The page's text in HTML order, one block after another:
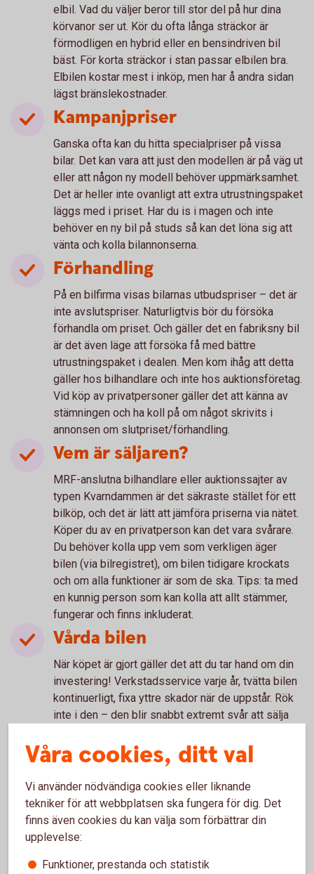
elbil. Vad du väljer beror till stor del på hur dina
körvanor ser ut. Kör du ofta långa sträckor är
förmodligen en hybrid eller en bensindriven bil
bäst. För korta sträckor i stan passar elbilen bra.
Elbilen kostar mest i inköp, men har å andra sidan
lägst bränslekostnader.
Kampanjpriser
Ganska ofta kan du hitta specialpriser på vissa
bilar. Det kan vara att just den modellen är på väg ut
eller att någon ny modell behöver uppmärksamhet.
Det är heller inte ovanligt att extra utrustningspaket
läggs med i priset. Har du is i magen och inte
behöver en ny bil på studs så kan det löna sig att
vänta och kolla bilannonserna.
Förhandling
På en bilfirma visas bilarnas utbudspriser – det är
inte avslutspriser. Naturligtvis bör du försöka
förhandla om priset. Och gäller det en fabriksny bil
är det även läge att försöka få med bättre
utrustningspaket i dealen. Men kom ihåg att detta
gäller hos bilhandlare och inte hos auktionsföretag.
Vid köp av privatpersoner gäller det att känna av
stämningen och ha koll på om något skrivits i
annonsen om slutpriset/förhandling.
Vem är säljaren?
MRF-anslutna bilhandlare eller auktionssajter av
typen Kvarndammen är det säkraste stället för ett
bilköp, och det är lätt att jämföra priserna via nätet.
Köper du av en privatperson kan det vara svårare.
Du behöver kolla upp vem som verkligen äger
bilen (via bilregistret), om bilen tidigare krockats
och om alla funktioner är som de ska. Tips: ta med
en kunnig person som kan kolla att allt stämmer,
fungerar och finns inkluderat.
Vårda bilen
När köpet är gjort gäller det att du tar hand om din
investering! Verkstadsservice varje år, tvätta bilen
kontinuerligt, fixa yttre skador när de uppstår. Rök
inte i den – den blir snabbt extremt svår att sälja
Bra att tänka på när det gäller
trafiksäkerhet
Våra cookies, ditt val
Vi använder nödvändiga cookies eller liknande
tekniker för att webbplatsen ska fungera för dig. Det
finns även cookies du kan välja som förbättrar din
upplevelse:
Funktioner, prestanda och statistik